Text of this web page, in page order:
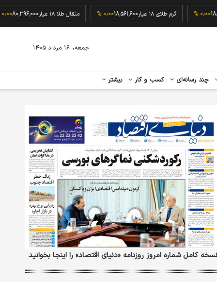
188,000۰٫۰۰ % گرم طلای ۱۸ عیار 18,561,600۰٫۰۰ % مثقال طلا ۱۸ عیار
چند رسانه‌ای کسب و کار بیشتر
جمعه، ۱۶ مرداد ۱۴۰۵
نسخه کامل شماره امروز روزنامه «دنیای‌ اقتصاد» را اینجا بخوانید